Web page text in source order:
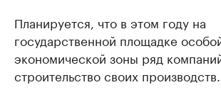
Планируется, что в этом году на
государственной площадке
экономической зоны ряд
строительство своих производств.